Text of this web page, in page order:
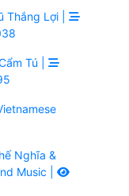
Thắng Lợi |
Tú |
Nghĩa &
Music |